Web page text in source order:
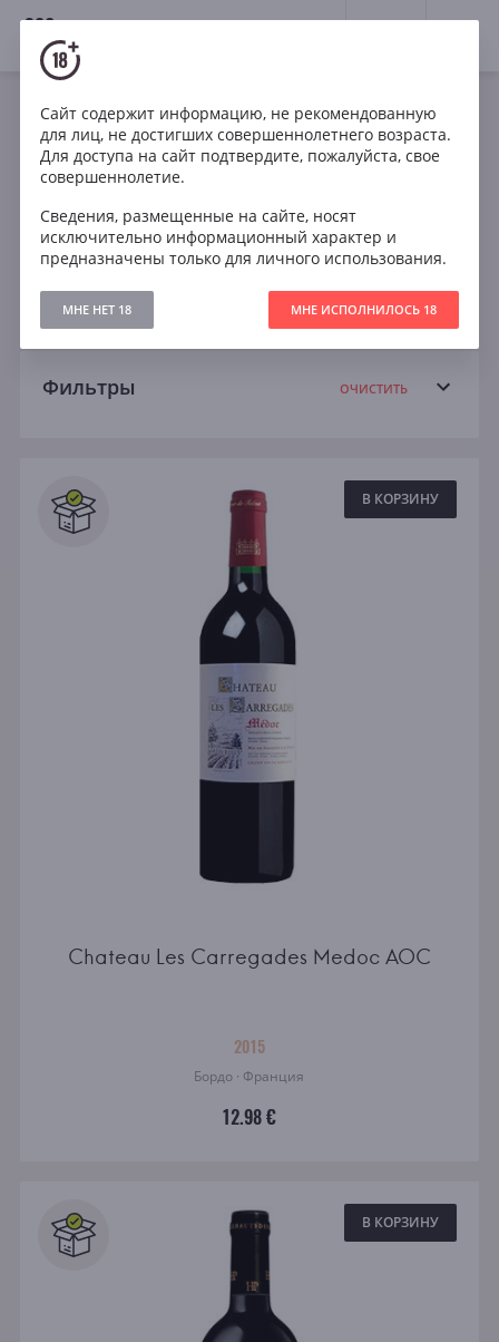
18+
Франция Шардоне Мальбек
Сухое Полусухое Полусладкое
Сладкое
Фильтры ОЧИСТИТЬ
Все В КОРЗИНУ
Chateau Les Carregades Medoc AOC
2015
Бордо · Франция
12.98 €
В КОРЗИНУ
Сайт содержит информацию, не рекомендованную
для лиц, не достигших совершеннолетнего возраста.
Для доступа на сайт подтвердите, пожалуйста, свое
совершеннолетие.
Сведения, размещенные на сайте, носят
исключительно информационный характер и
предназначены только для личного использования.
МНЕ НЕТ 18 МНЕ ИСПОЛНИЛОСЬ 18